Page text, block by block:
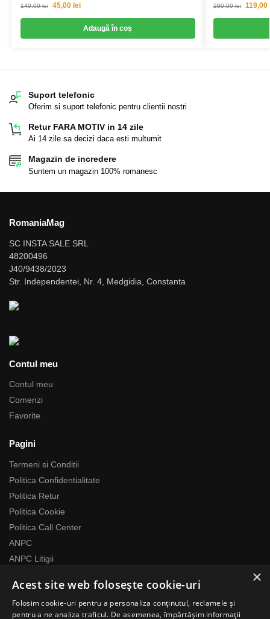
149,00lei 45,00 lei
Adaugă în coș
280,00lei 119,00
Suport telefonic
Oferim si suport telefonic pentru clientii nostri
Retur FARA MOTIV in 14 zile
Ai 14 zile sa decizi daca esti multumit
Magazin de incredere
Suntem un magazin 100% romanesc
RomaniaMag
SC INSTA SALE SRL
48200496
J40/9438/2023
Str. Independentei, Nr. 4, Medgidia, Constanta
Contul meu
Contul meu
Comenzi
Favorite
Pagini
Termeni si Conditii
Politica Confidentialitate
Politica Retur
Politica Cookie
Politica Call Center
ANPC
ANPC Litigii
Despre noi
Echipa RomaniaMag este la dispozitia ta
×
Acest site web folosește cookie-uri
Folosim cookie-uri pentru a personaliza conținutul, reclamele și
pentru a ne analiza traficul. De asemenea, împărtășim informații